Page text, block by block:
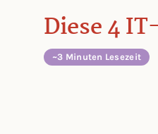
Diese 4
~3 Minuten Lesezeit